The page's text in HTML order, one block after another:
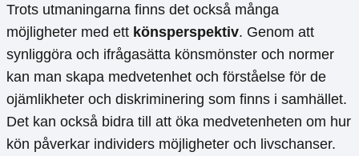
Trots utmaningarna finns det också många
möjligheter med ett könsperspektiv. Genom att
synliggöra och ifrågasätta könsmönster och normer
kan man skapa medvetenhet och förståelse för de
ojämlikheter och diskriminering som finns i samhället.
Det kan också bidra till att öka medvetenheten om hur
kön påverkar individers möjligheter och livschanser.